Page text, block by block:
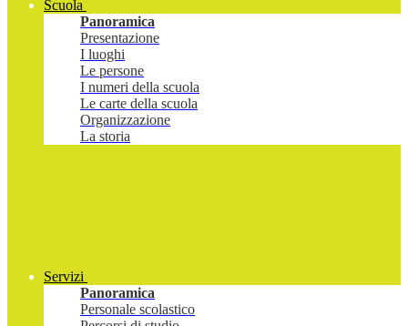
Scuola
Panoramica
Presentazione
I luoghi
Le persone
I numeri della scuola
Le carte della scuola
Organizzazione
La storia
Servizi
Panoramica
Personale scolastico